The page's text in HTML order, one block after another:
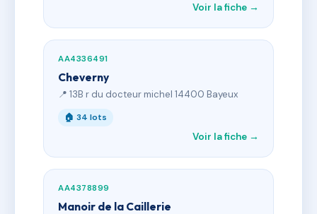
Voir la fiche →
AA4336491
Cheverny
📍 13B r du docteur michel 14400 Bayeux
🏠 34 lots
Voir la fiche →
AA4378899
Manoir de la Caillerie